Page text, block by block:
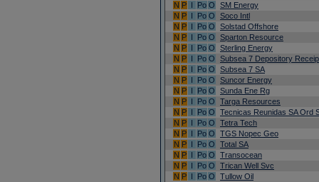
N P I Po O
SM Energy
N P I Po O
Soco Intl
N P I Po O
Solstad Offshore
N P I Po O
Sparton Resource
N P I Po O
Sterling Energy
N P I Po O
Subsea 7 Depository
N P I Po O
Subsea 7 SA
N P I Po O
Suncor Energy
N P I Po O
Sunda Ene Rg
N P I Po O
Targa Resources
N P I Po O
Tecnicas Reunidas SA Ord
N P I Po O
Tetra Tech
N P I Po O
TGS Nopec Geo
N P I Po O
Total SA
N P I Po O
Transocean
N P I Po O
Trican Well Svc
N P I Po O
Tullow Oil